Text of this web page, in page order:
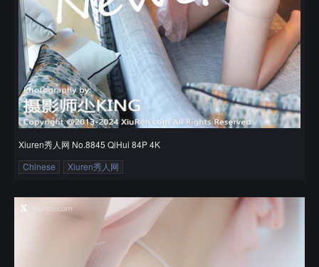
Xiuren秀人网 No.8845 QiHui 84P 4K
Chinese
Xiuren秀人网